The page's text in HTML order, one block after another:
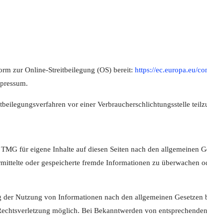
zur Online-Streitbeilegung (OS) bereit: https://ec.europa.eu/
vor einer Verbraucherschlichtungsstelle
für eigene Inhalte auf diesen Seiten nach den allgemeinen
oder gespeicherte fremde Informationen zu überwachen
Nutzung von Informationen nach den allgemeinen
möglich. Bei Bekanntwerden von